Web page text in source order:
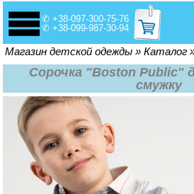
✆ +38-097-300-75-76
✆ +38-099-987-30-94
Вы здесь
Магазин детской одежды » Каталог
Сорочка "Boston Public"
смужку